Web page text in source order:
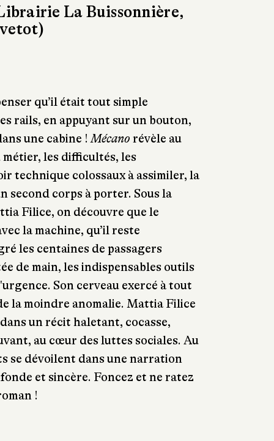
La Buissonnière,
qu’il était tout simple
rails, en appuyant sur un bouton,
une cabine !Mécano révèle au
les difficultés, les
technique colossaux à assimiler, la
second corps à porter. Sous la
Filice, on découvre que le
la machine, qu’il reste
les centaines de passagers
de main, les indispensables outils
Son cerveau exercé à tout
la moindre anomalie. Mattia Filice
un récit haletant, cocasse,
au cœur des luttes sociales. Au
se dévoilent dans une narration
et sincère. Foncez et ne ratez
!